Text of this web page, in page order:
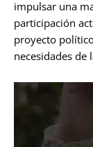
impulsar una
participación
proyecto
necesidades de